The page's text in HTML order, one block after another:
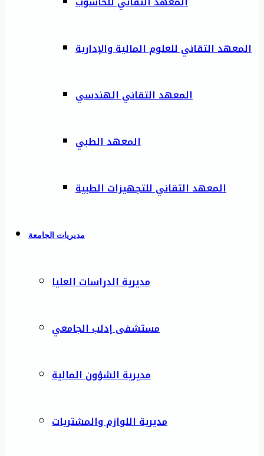
المعهد التقاني للعلوم المالية والإدارية
المعهد التقاني الهندسي
المعهد الطبي
المعهد التقاني للتجهيزات الطبية
مديريات الجامعة
مديرية الدراسات العليا
مستشفى إدلب الجامعي
مديرية الشؤون المالية
مديرية اللوازم والمشتريات